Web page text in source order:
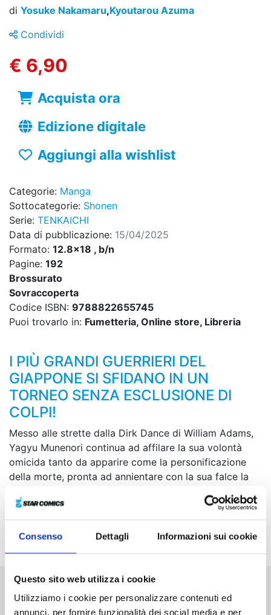
Consenso Dettagli Informazioni sui cookie
Questo sito web utilizza i cookie
Utilizziamo i cookie per personalizzare contenuti ed
annunci, per fornire funzionalità dei social media e per
di Yosuke Nakamaru,Kyoutarou Azuma
Condividi
€ 6,90
Acquista ora
Edizione digitale
Aggiungi alla wishlist
Categorie: Manga
Sottocategorie: Shonen
Serie: TENKAICHI
Data di pubblicazione: 15/04/2025
Formato: 12.8x18 , b/n
Pagine: 192
Brossurato
Sovraccoperta
Codice ISBN: 9788822655745
Puoi trovarlo in: Fumetteria, Online store, Libreria
I PIÙ GRANDI GUERRIERI DEL
GIAPPONE SI SFIDANO IN UN
TORNEO SENZA ESCLUSIONE DI
COLPI!
Messo alle strette dalla Dirk Dance di William Adams,
Yagyu Munenori continua ad affilare la sua volontà
omicida tanto da apparire come la personificazione
della morte, pronta ad annientare con la sua falce la
volge al termine, si preparano a scendere in campo i
prossimi sfidanti: il venerabile spadaccino Kamiizumi
Isenokami Nobutsuna e il colossale Hino Choko...
Altri volumi della serie